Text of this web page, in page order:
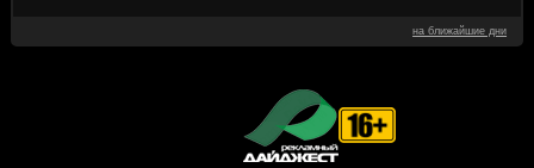
на ближайшие дни